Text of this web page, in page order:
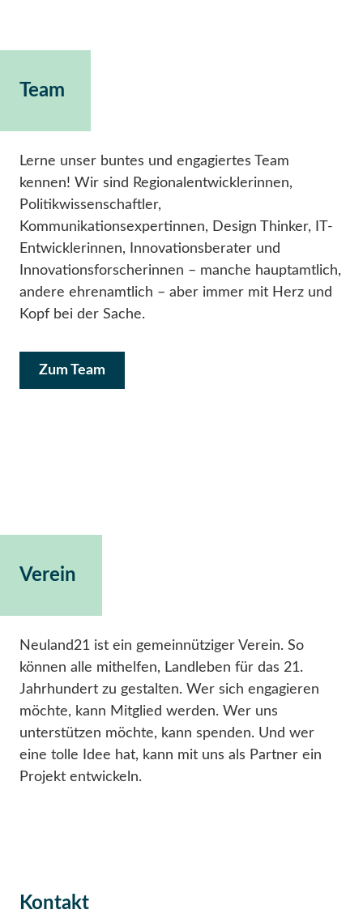
Team
Lerne unser buntes und engagiertes Team
kennen! Wir sind Regionalentwicklerinnen,
Politikwissenschaftler,
Kommunikationsexpertinnen, Design Thinker, IT-
Entwicklerinnen, Innovationsberater und
Innovationsforscherinnen – manche hauptamtlich,
andere ehrenamtlich – aber immer mit Herz und
Kopf bei der Sache.
Zum Team
Verein
Neuland21 ist ein gemeinnütziger Verein. So
können alle mithelfen, Landleben für das 21.
Jahrhundert zu gestalten. Wer sich engagieren
möchte, kann Mitglied werden. Wer uns
unterstützen möchte, kann spenden. Und wer
eine tolle Idee hat, kann mit uns als Partner ein
Projekt entwickeln.
Kontakt